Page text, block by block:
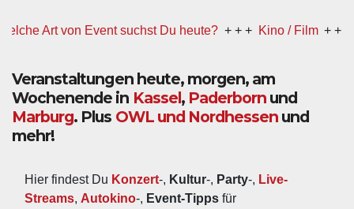
Art von Event suchst Du heute? + + + Kino / Film + + +
Veranstaltungen heute, morgen, am
Wochenende in Kassel, Paderborn und
Marburg. Plus OWL und Nordhessen und
mehr!
Hier findest Du Konzert-, Kultur-, Party-, Live-
Streams, Autokino-, Event-Tipps